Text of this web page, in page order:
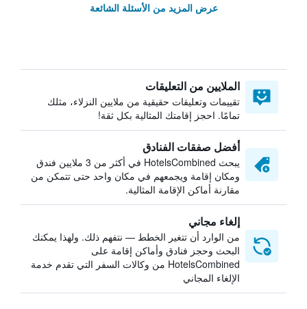
عرض المزيد من الأسئلة الشائعة
الملايين من التعليقات
تقييمات وتعليقات حقيقية من ملايين النزلاء، مثلك
تمامًا. احجز إقامتك المثالية بكل ثقة!
أفضل صفقات الفنادق
يبحث HotelsCombined في أكثر من 3 ملايين فندق
ومكان إقامة ويجمعهم في مكان واحد حتى تتمكن من
مقارنة أماكن الإقامة المثالية.
إلغاء مجاني
من الوارد أن تتغير الخطط — نتفهم ذلك. ولهذا يمكنك
البحث وحجز فنادق وأماكن إقامة على
HotelsCombined من وكالات السفر التي تقدم خدمة
الإلغاء المجاني